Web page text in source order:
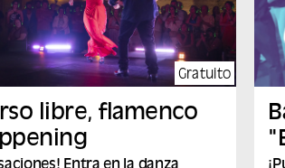
Gratuito
libre, flamenco
Entra en la danza